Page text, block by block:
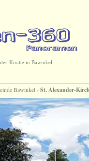
Kirche in Bawinkel
Bawinkel -St. Alexander-